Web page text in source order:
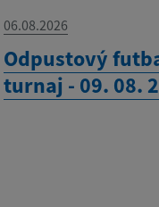
06.08.2026
Odpustový
turnaj - 09. 08.